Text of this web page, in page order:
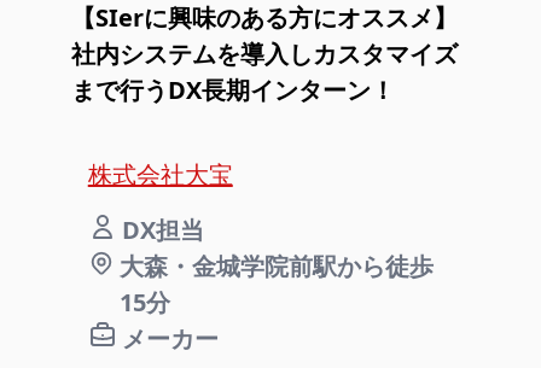
【SIerに興味のある方にオススメ】
社内システムを導入しカスタマイズ
まで行うDX長期インターン！
株式会社大宝
DX担当
大森・金城学院前駅から徒歩
15分
メーカー